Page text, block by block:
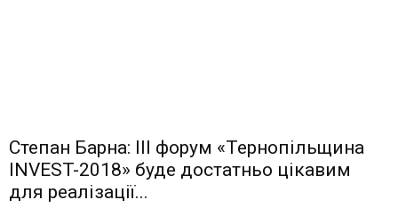
Степан Барна: ІІІ форум «Тернопільщина
INVEST-2018» буде достатньо цікавим
для реалізації...